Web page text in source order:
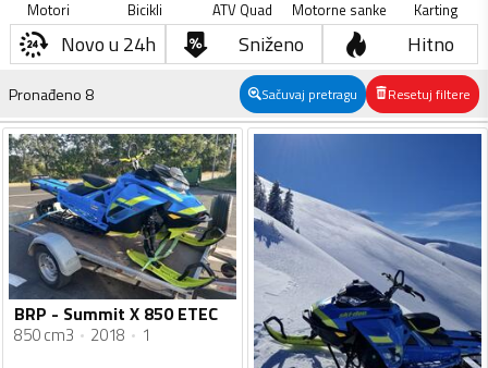
Motori Bicikli ATV Quad Motorne sanke Karting
Novo u 24h Sniženo Hitno
Pronađeno 8 Sačuvaj pretragu Resetuj filtere
BRP - Summit X 850 ETEC
850 cm3 2018 1